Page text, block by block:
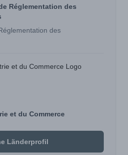
Réglementation des
des
et du Commerce
Länderprofil